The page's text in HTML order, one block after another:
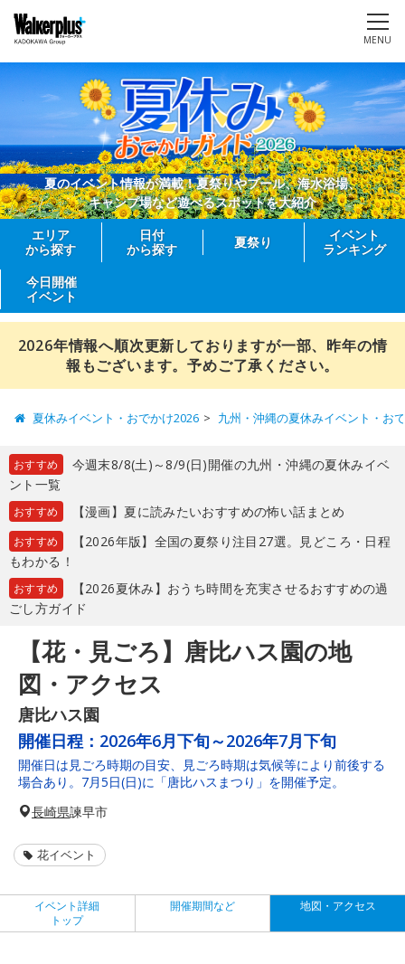
MENU
夏のイベント情報が満載！夏祭りやプール、海水浴場、
キャンプ場など遊べるスポットを大紹介
エリア
から探す
日付
から探す
夏祭り
イベント
ランキング
今日開催
イベント
2026年情報へ順次更新しておりますが一部、昨年の情
報もございます。予めご了承ください。
夏休みイベント・おでかけ2026 九州・沖縄の夏休みイベント・お
おすすめ
今週末8/8(土)～8/9(日)開催の九州・沖縄の夏休みイベ
ント一覧
おすすめ 【漫画】夏に読みたいおすすめの怖い話まとめ
おすすめ
【2026年版】全国の夏祭り注目27選。見どころ・日程
もわかる！
おすすめ
【2026夏休み】おうち時間を充実させるおすすめの過
ごし方ガイド
【花・見ごろ】唐比ハス園の地
図・アクセス
唐比ハス園
開催日程： 2026年6月下旬～2026年7月下旬
開催日は見ごろ時期の目安、見ごろ時期は気候等により前後する
場合あり。7月5日(日)に「唐比ハスまつり」を開催予定。
長崎県諫早市
花イベント
イベント詳細
トップ
開催期間など 地図・アクセス